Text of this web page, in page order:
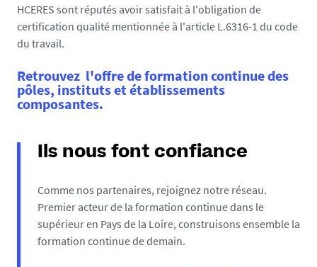
HCERES sont réputés avoir satisfait à l'obligation de
certification qualité mentionnée à l'article L.6316-1 du code
du travail.
Retrouvez l'offre de formation continue des
pôles, instituts et établissements
composantes.
Ils nous font confiance
Comme nos partenaires, rejoignez notre réseau.
Premier acteur de la formation continue dans le
supérieur en Pays de la Loire, construisons ensemble la
formation continue de demain.